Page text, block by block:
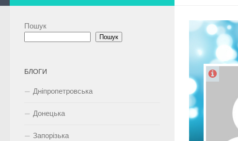
Пошук
Пошук
БЛОГИ
Дніпропетровська
Донецька
Запорізька